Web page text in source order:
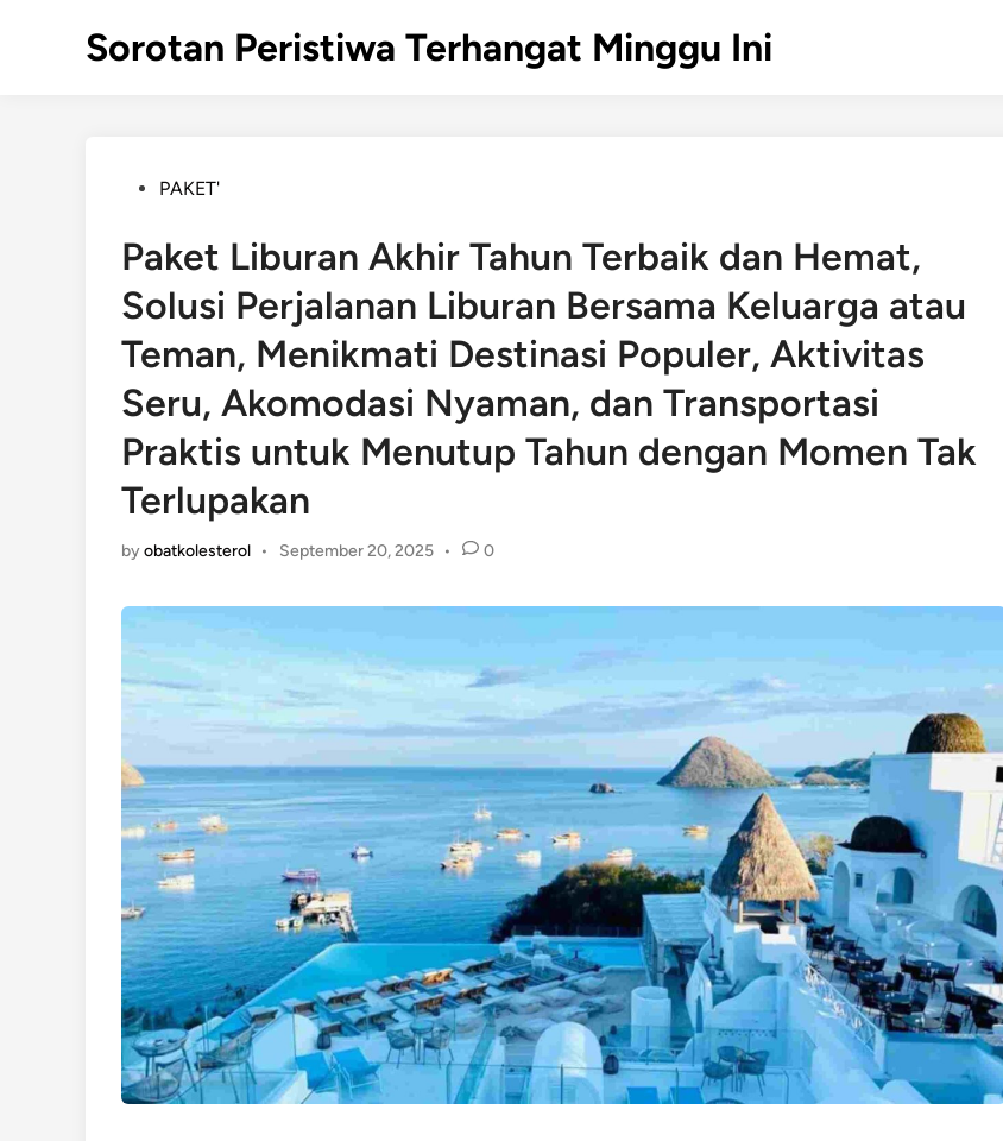
Sorotan Peristiwa Terhangat Minggu Ini
PostedPAKET'
Paket Liburan Akhir Tahun Terbaik dan Hemat,
Solusi Perjalanan Liburan Bersama Keluarga atau
Teman, Menikmati Destinasi Populer, Aktivitas
Seru, Akomodasi Nyaman, dan Transportasi
Praktis untuk Menutup Tahun dengan Momen Tak
Terlupakan
byobatkolesterol • September 20, 2025 • 0